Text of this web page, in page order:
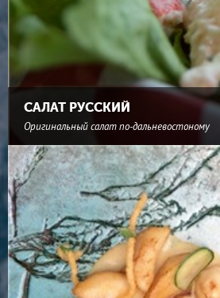
САЛАТ РУССКИЙ
Оригинальный салат по-дальневостоному